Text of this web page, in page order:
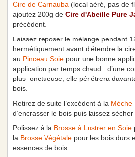
Cire de Carnauba (local aéré, pas de
ajoutez 200g de Cire d'Abeille Pure
précédent.
Laissez reposer le mélange pendant
hermétiquement avant d'étendre la
au Pinceau Soie pour une bonne
application par temps chaud : d’une
plus onctueuse, elle pénétrera
bois.
Retirez de suite l’excédent à la Mèche
d’encrasser le bois puis laissez sécher
Polissez à la Brosse à Lustrer en Soie
la Brosse Végétale pour les bois durs
essences de bois.